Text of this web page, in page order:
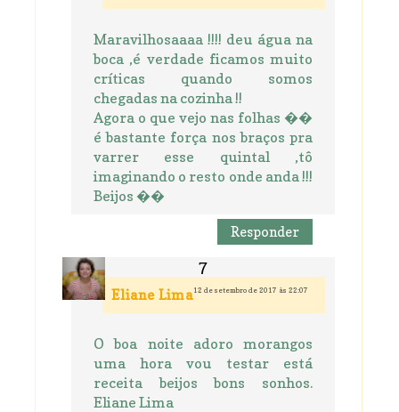
Maravilhosaaaa !!!! deu água na
boca ,é verdade ficamos muito
críticas quando somos
chegadas na cozinha !!
Agora o que vejo nas folhas ��
é bastante força nos braços pra
varrer esse quintal ,tô
imaginando o resto onde anda !!!
Beijos ��
Responder
Eliane Lima12 de setembro de 2017 às 22:07
O boa noite adoro morangos
uma hora vou testar está
receita beijos bons sonhos.
Eliane Lima